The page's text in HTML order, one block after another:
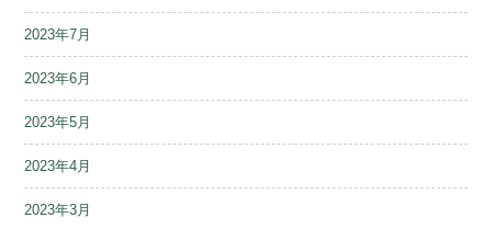
2023年7月
2023年6月
2023年5月
2023年4月
2023年3月